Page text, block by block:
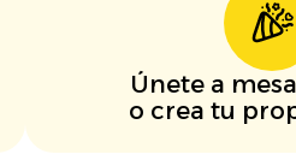
Únete a
o crea tu